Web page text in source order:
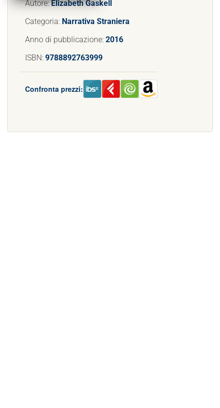
Autore:Elizabeth Gaskell
Categoria: Narrativa Straniera
Anno di pubblicazione: 2016
ISBN: 9788892763999
Confronta prezzi: